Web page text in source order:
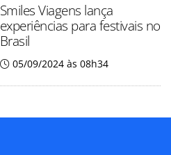
Smiles Viagens lança
experiências para festivais no
Brasil
05/09/2024 às 08h34